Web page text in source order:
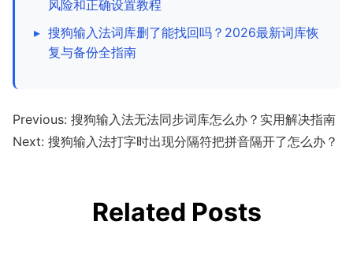
风险和正确设置教程
▸ 搜狗输入法词库删了能找回吗？2026最新词库恢
复与备份全指南
Previous: 搜狗输入法无法同步词库怎么办？实用解决指南
Next: 搜狗输入法打字时出现分隔符把拼音隔开了怎么办？
Related Posts